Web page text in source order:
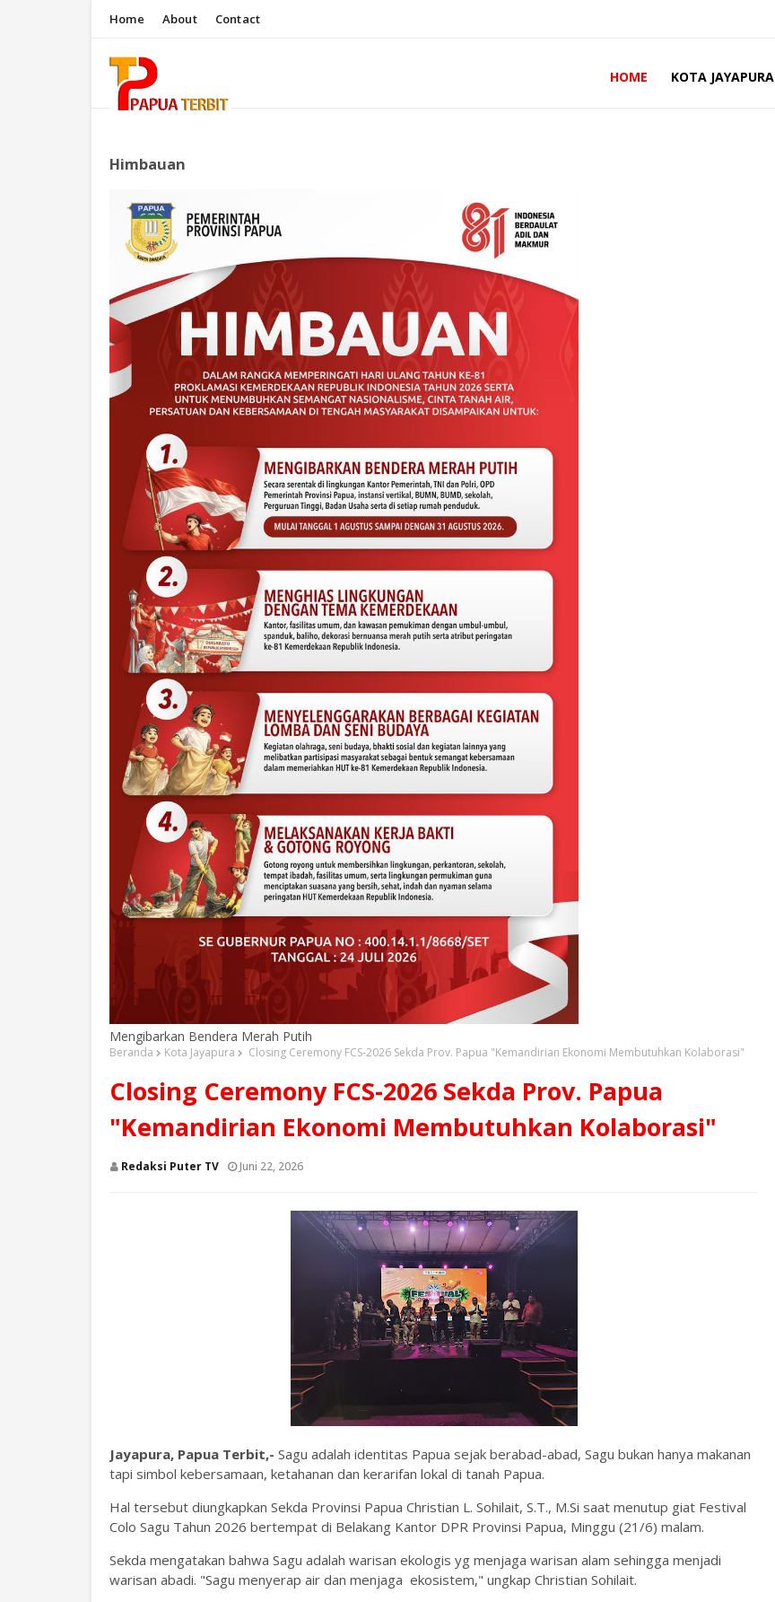
Home About Contact
HOME KOTA JAYAPURA
Himbauan
Mengibarkan Bendera Merah Putih
Beranda Kota Jayapura ‎Closing Ceremony FCS-2026 Sekda Prov. Papua "Kemandirian Ekonomi Membutuhkan Kolaborasi" ‎
‎Closing Ceremony FCS-2026 Sekda Prov. Papua
"Kemandirian Ekonomi Membutuhkan Kolaborasi" ‎
Redaksi Puter TV Juni 22, 2026
Jayapura, Papua Terbit,- Sagu adalah identitas Papua sejak berabad-abad, Sagu bukan hanya makanan
tapi simbol kebersamaan, ketahanan dan kerarifan lokal di tanah Papua.
‎Hal tersebut diungkapkan Sekda Provinsi Papua Christian L. Sohilait, S.T., M.Si saat menutup giat Festival
Colo Sagu Tahun 2026 bertempat di Belakang Kantor DPR Provinsi Papua, Minggu (21/6) malam.
‎Sekda mengatakan bahwa Sagu adalah warisan ekologis yg menjaga warisan alam sehingga menjadi
warisan abadi. "Sagu menyerap air dan menjaga ekosistem," ungkap Christian Sohilait.